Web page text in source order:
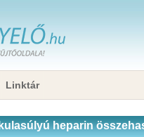
Linktár
heparin